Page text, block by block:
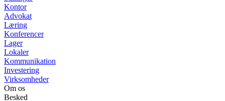
Kontor
Advokat
Læring
Konferencer
Lager
Lokaler
Kommunikation
Investering
Virksomheder
Om os
Besked